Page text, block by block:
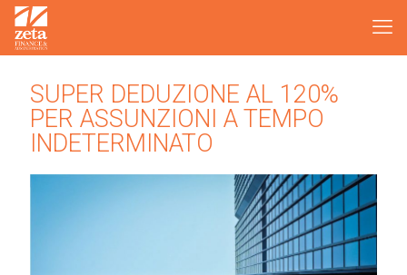
SUPER DEDUZIONE AL 120%
PER ASSUNZIONI A TEMPO
INDETERMINATO